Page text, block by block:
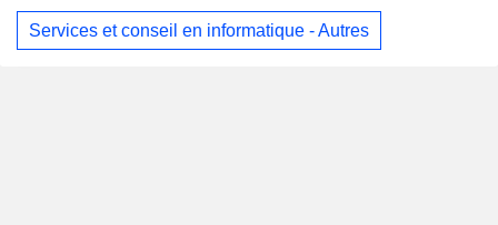
Services et conseil en informatique - Autres